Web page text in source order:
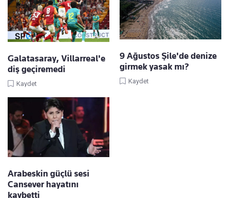
Galatasaray, Villarreal'e
diş geçiremedi
Kaydet
9 Ağustos Şile'de denize
girmek yasak mı?
Kaydet
Arabeskin güçlü sesi
Cansever hayatını
kaybetti